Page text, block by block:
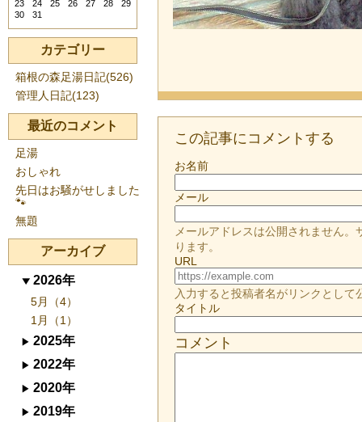
この記事にコメントする
お名前
メール
メールアドレスは公開されません
ります。
URL
入力すると投稿者名がリンクとして
タイトル
コメント
23
24 25 26 27 28
29
30
31
カテゴリー
箱根の森足湯日記(526)
管理人日記(123)
最近のコメント
足湯
おしゃれ
先日はお騒がせしました
🐾
無題
アーカイブ
2026年
5月（4）
1月（1）
2025年
2022年
2020年
2019年